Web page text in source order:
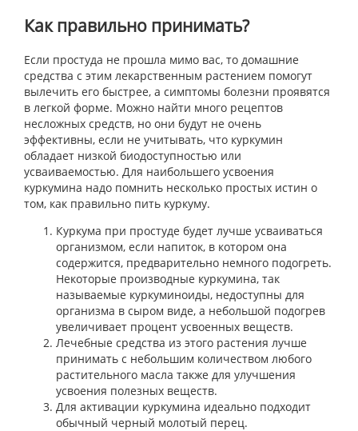
Как правильно принимать?
Если простуда не прошла мимо вас, то домашние
средства с этим лекарственным растением помогут
вылечить его быстрее, а симптомы болезни проявятся
в легкой форме. Можно найти много рецептов
несложных средств, но они будут не очень
эффективны, если не учитывать, что куркумин
обладает низкой биодоступностью или
усваиваемостью. Для наибольшего усвоения
куркумина надо помнить несколько простых истин о
том, как правильно пить куркуму.
Куркума при простуде будет лучше усваиваться
организмом, если напиток, в котором она
содержится, предварительно немного подогреть.
Некоторые производные куркумина, так
называемые куркуминоиды, недоступны для
организма в сыром виде, а небольшой подогрев
увеличивает процент усвоенных веществ.
Лечебные средства из этого растения лучше
принимать с небольшим количеством любого
растительного масла также для улучшения
усвоения полезных веществ.
Для активации куркумина идеально подходит
обычный черный молотый перец.